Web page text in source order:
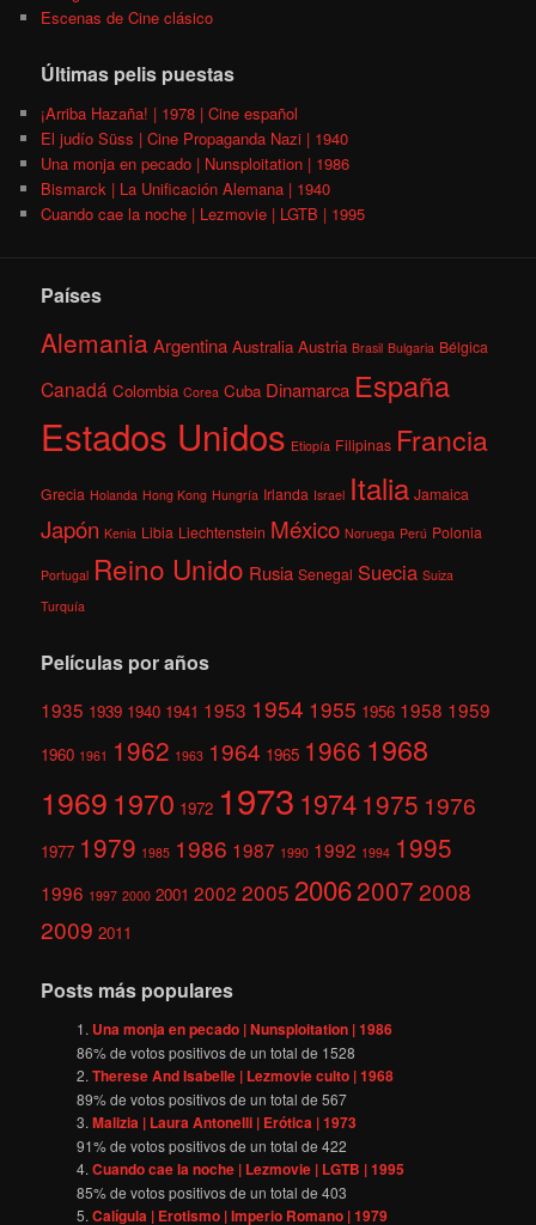
Escenas de Cine clásico
Últimas pelis puestas
¡Arriba Hazaña! | 1978 | Cine español
El judío Süss | Cine Propaganda Nazi | 1940
Una monja en pecado | Nunsploitation | 1986
Bismarck | La Unificación Alemana | 1940
Cuando cae la noche | Lezmovie | LGTB | 1995
Países
AlemaniaArgentina Australia Austria Brasil Bulgaria Bélgica
Canadá Colombia Corea Cuba Dinamarca España
Estados Unidos Etiopía Filipinas Francia
Grecia Holanda Hong Kong Hungría Irlanda Israel Italia Jamaica
Japón Kenia Libia Liechtenstein México Noruega Perú Polonia
Portugal Reino Unido Rusia Senegal Suecia Suiza
Turquía
Películas por años
1935 1939 1940 1941 1953 1954 1955 1956 1958 1959
1960 1961 1962 1963 1964 1965 1966 1968
1969 1970 1972 1973 1974 1975 1976
1977 1979 1985 1986 1987 1990 1992 1994 1995
1996 1997 2000 2001 2002 2005 200620072008
2009 2011
Posts más populares
Una monja en pecado | Nunsploitation | 1986
86% de votos positivos de un total de 1528
Therese And Isabelle | Lezmovie culto | 1968
89% de votos positivos de un total de567
Malizia | Laura Antonelli | Erótica | 1973
91% de votos positivos de un total de422
Cuando cae la noche | Lezmovie | LGTB | 1995
85% de votos positivos de un total de403
Calígula | Erotismo | Imperio Romano | 1979